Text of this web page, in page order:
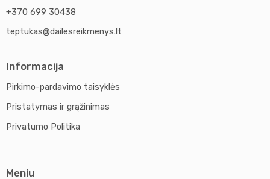
+370 699 30438
teptukas@dailesreikmenys.lt
Informacija
Pirkimo-pardavimo taisyklės
Pristatymas ir grąžinimas
Privatumo Politika
Meniu